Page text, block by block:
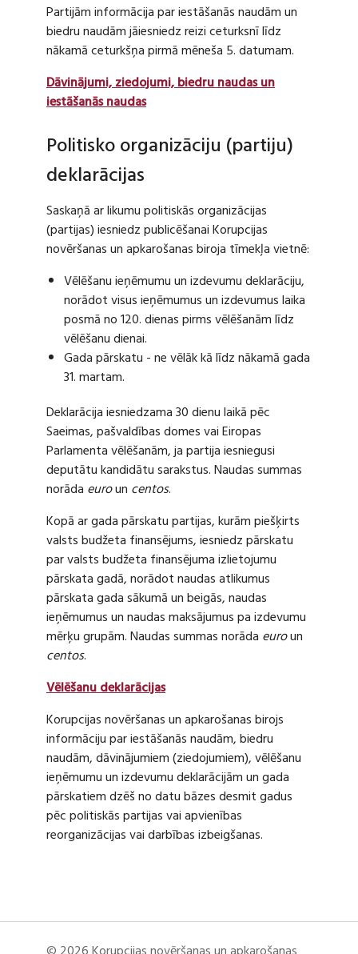
Partijām informācija par iestāšanās naudām un
biedru naudām jāiesniedz reizi ceturksnī līdz
nākamā ceturkšņa pirmā mēneša 5. datumam.
Dāvinājumi, ziedojumi, biedru naudas un
iestāšanās naudas
Politisko organizāciju (partiju)
deklarācijas
Saskaņā ar likumu politiskās organizācijas
(partijas) iesniedz publicēšanai Korupcijas
novēršanas un apkarošanas biroja tīmekļa vietnē:
Vēlēšanu ieņēmumu un izdevumu deklarāciju,
norādot visus ieņēmumus un izdevumus laika
posmā no 120. dienas pirms vēlēšanām līdz
vēlēšanu dienai.
Gada pārskatu - ne vēlāk kā līdz nākamā gada
31. martam.
Deklarācija iesniedzama 30 dienu laikā pēc
Saeimas, pašvaldības domes vai Eiropas
Parlamenta vēlēšanām, ja partija iesniegusi
deputātu kandidātu sarakstus. Naudas summas
norāda euroun centos.
Kopā ar gada pārskatu partijas, kurām piešķirts
valsts budžeta finansējums, iesniedz pārskatu
par valsts budžeta finansējuma izlietojumu
pārskata gadā, norādot naudas atlikumus
pārskata gada sākumā un beigās, naudas
ieņēmumus un naudas maksājumus pa izdevumu
mērķu grupām. Naudas summas norāda euroun
centos.
Vēlēšanu deklarācijas
Korupcijas novēršanas un apkarošanas birojs
informāciju par iestāšanās naudām, biedru
naudām, dāvinājumiem (ziedojumiem), vēlēšanu
ieņēmumu un izdevumu deklarācijām un gada
pārskatiem dzēš no datu bāzes desmit gadus
pēc politiskās partijas vai apvienības
reorganizācijas vai darbības izbeigšanas.